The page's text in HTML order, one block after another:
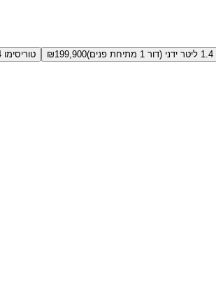
₪199,900 טוריסימו 1.4 ליטר ידני (דור 1 מתיחת פנים)